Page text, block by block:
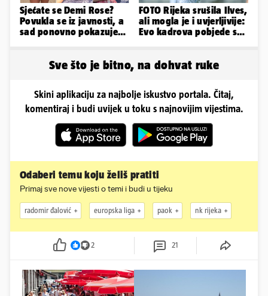
Sjećate se Demi Rose?
Povukla se iz javnosti, a
sad ponovno pokazuje
FOTO Rijeka srušila Ilves,
ali mogla je i uvjerljivije:
Evo kadrova pobjede s
Sve što je bitno, na dohvat ruke
Skini aplikaciju za najbolje iskustvo portala. Čitaj,
komentiraj i budi uvijek u toku s najnovijim vijestima.
Odaberi temu koju želiš pratiti
Primaj sve nove vijesti o temi i budi u tijeku
radomir đalović europska liga paok nk rijeka
2 21